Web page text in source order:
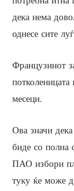
дека нема
однесе сите
Французинот
месеци.
Ова значи
биде со полна
ПАО избори
туку ќе може